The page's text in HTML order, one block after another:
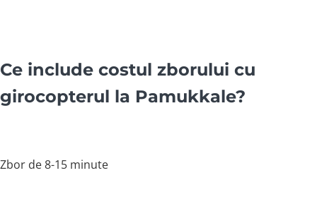
Ce include costul zborului cu
girocopterul la Pamukkale?
Zbor de 8-15 minute